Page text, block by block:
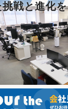
戦と進化を